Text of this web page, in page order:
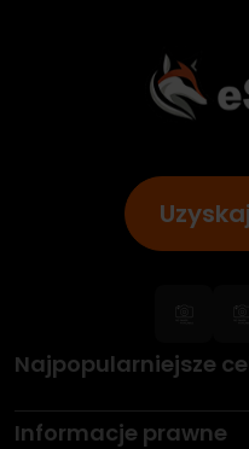
Najpopularniejsze
Informacje prawne